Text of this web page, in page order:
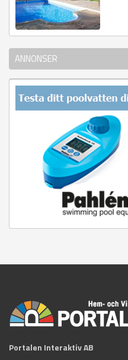
ANNONSER
Portalen Interaktiv AB